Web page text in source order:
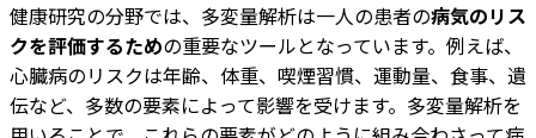
健康研究の分野では、多変量解析は一人の患者の病気のリス
クを評価するための重要なツールとなっています。例えば、
心臓病のリスクは年齢、体重、喫煙習慣、運動量、食事、遺
伝など、多数の要素によって影響を受けます。多変量解析を